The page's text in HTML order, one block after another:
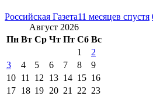
Российская Газета11 месяцев спустя
Август 2026
Пн Вт Ср Чт Пт Сб Вс
1
2
3
4 5 6 7 8
9
10 11 12 13 14 15 16
17 18 19 20 21 22 23